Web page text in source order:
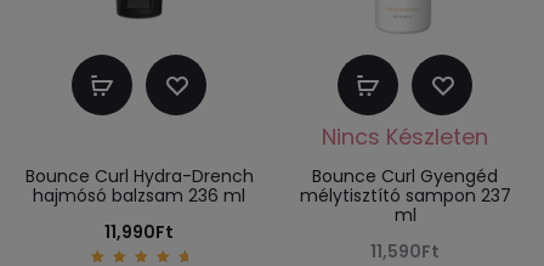
Kosárba
Bounce Curl Hydra-Drench
hajmósó balzsam 236 ml
11,990Ft
Tovább
olvasom
Bounce Curl Gyengéd
mélytisztító sampon 237
ml
11,590Ft